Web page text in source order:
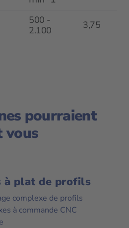
500 -
2.100
3,75
pourraient
vous
à plat de profils
complexe de profils
à commande CNC